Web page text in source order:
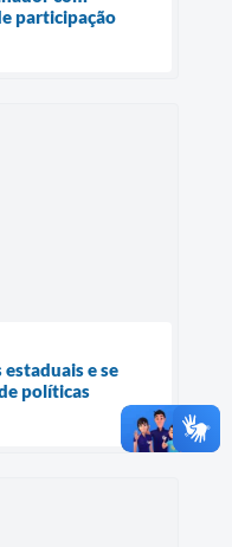
participação
e se
políticas